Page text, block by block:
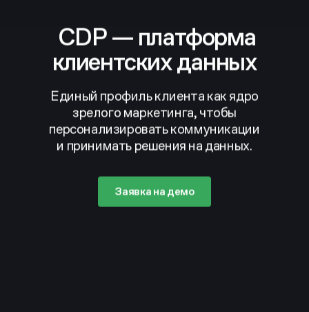
CDP — платформа
клиентских данных
Единый профиль клиента как ядро
зрелого маркетинга, чтобы
персонализировать коммуникации
и принимать решения на данных.
Заявка на демо